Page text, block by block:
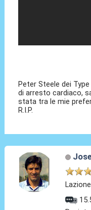
Peter Steele dei
di arresto cardiaco,
stata tra le mie
R.I.P.